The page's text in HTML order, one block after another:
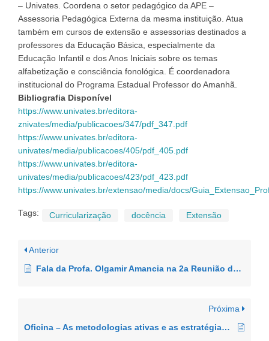
– Univates. Coordena o setor pedagógico da APE –
Assessoria Pedagógica Externa da mesma instituição. Atua
também em cursos de extensão e assessorias destinados a
professores da Educação Básica, especialmente da
Educação Infantil e dos Anos Iniciais sobre os temas
alfabetização e consciência fonológica. É coordenadora
institucional do Programa Estadual Professor do Amanhã.
Bibliografia Disponível
https://www.univates.br/editora-
znivates/media/publicacoes/347/pdf_347.pdf
https://www.univates.br/editora-
univates/media/publicacoes/405/pdf_405.pdf
https://www.univates.br/editora-
univates/media/publicacoes/423/pdf_423.pdf
https://www.univates.br/extensao/media/docs/
Tags: Curricularização docência Extensão
Anterior
Fala da Profa. Olgamir Amancia na 2a Reunião da Comissão Central de Extensão
Próxima
Oficina – As metodologias ativas e as estratégias de ensino como aliadas na curricularização da extensão